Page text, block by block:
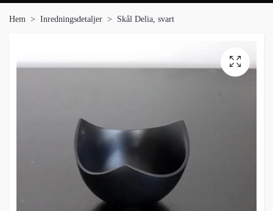
Hem Inredningsdetaljer Skål Delia, svart